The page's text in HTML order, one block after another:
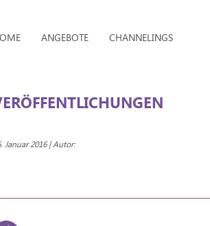
ANGEBOTE CHANNELINGS
Januar 2016 | Autor: